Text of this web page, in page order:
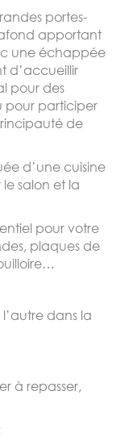
portes-
apportant
une échappée
d’accueillir
pour des
pour participer
de
d’une cuisine
salon et la
pour votre
plaques de
dans la
à repasser,